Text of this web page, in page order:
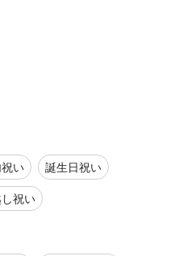
い
誕生日祝い
祝い